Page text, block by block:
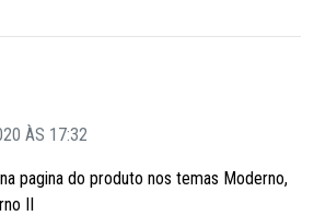
ÀS 17:32
pagina do produto nos temas Moderno,
II